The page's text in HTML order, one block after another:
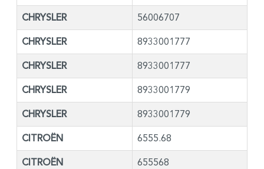
CHRYSLER 56006707
CHRYSLER 8933001777
CHRYSLER 8933001777
CHRYSLER 8933001779
CHRYSLER 8933001779
CITROËN 6555.68
CITROËN 655568